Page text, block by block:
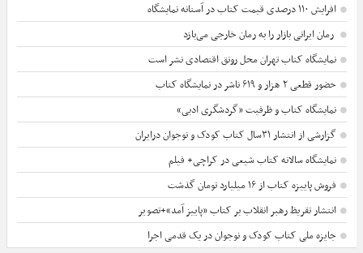
افرایش ۱۱۰ درصدی قیمت کتاب در آستانه نمایشگاه
رمان ایرانی بازار را به رمان خارجی می‌بازد
نمایشگاه کتاب تهران محل رونق اقتصادی نشر است
حضور قطعی ۲ هزار و ۶۱۹ ناشر در نمایشگاه کتاب
نمایشگاه کتاب و ظرفیت «گردشگری ادبی»
گزارشی از انتشار ۳۱سال کتاب‌ کودک و نوجوان درایران
نمایشگاه سالانه کتاب شیعی در کراچی+ فیلم
فروش پاییزه کتاب از ۱۶ میلیارد تومان گذشت
انتشار تقریظ رهبر انقلاب بر کتاب «پاییز آمد»+تصویر
جایزه ملی کتاب کودک و نوجوان در یک قدمی اجرا